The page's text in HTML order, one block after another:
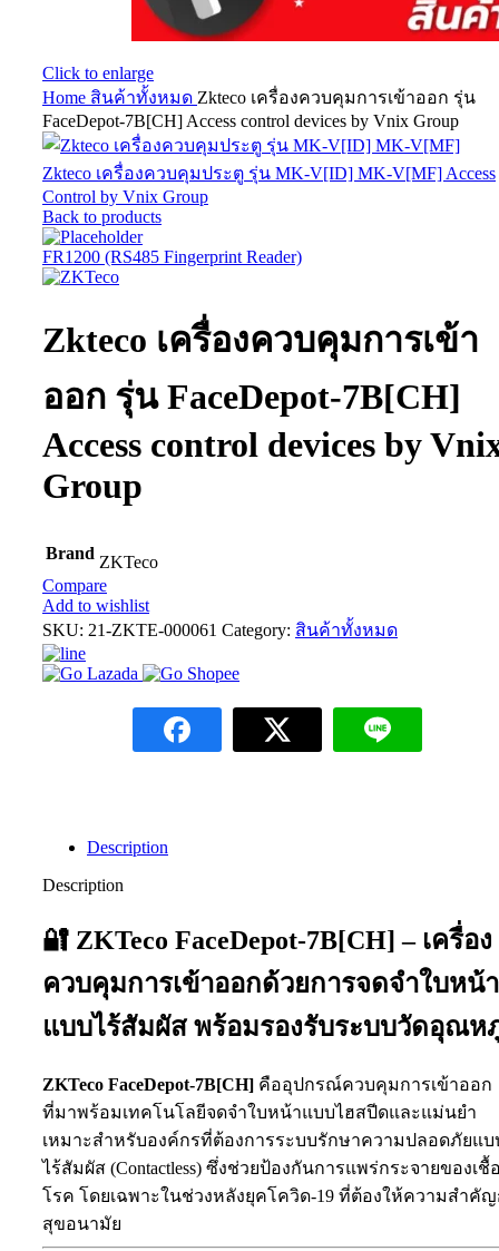
Click to enlarge
Home สินค้าทั้งหมด Zkteco เครื่องควบคุมการเข้าออก รุ่น
FaceDepot-7B[CH] Access control devices by Vnix Group
Zkteco เครื่องควบคุมประตู รุ่น MK-V[ID] MK-V[MF] Access
Control by Vnix Group
Back to products
FR1200 (RS485 Fingerprint Reader)
Zkteco เครื่องควบคุมการเข้า
ออก รุ่น FaceDepot-7B[CH]
Access control devices by
Group
Brand ZKTeco
Compare
Add to wishlist
SKU: 21-ZKTE-000061 Category: สินค้าทั้งหมด
Description
Description
🔐 ZKTeco FaceDepot-7B[CH] – เครื่อง
ควบคุมการเข้าออกด้วยการจดจำใบหน้า
แบบไร้สัมผัส พร้อมรองรับระบบวัดอุณห
ZKTeco FaceDepot-7B[CH] คืออุปกรณ์ควบคุมการเข้าออก
ที่มาพร้อมเทคโนโลยีจดจำใบหน้าแบบไฮสปีดและแม่นยำ
เหมาะสำหรับองค์กรที่ต้องการระบบรักษาความปลอดภัยแบ
ไร้สัมผัส (Contactless) ซึ่งช่วยป้องกันการแพร่กระจายของเชื้
โรค โดยเฉพาะในช่วงหลังยุคโควิด-19 ที่ต้องให้ความสำคั
สุขอนามัย